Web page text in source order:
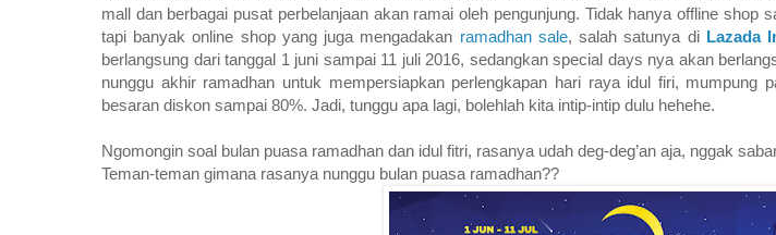
mall dan berbagai pusat perbelanjaan akan ramai oleh pengunjung. Tidak hanya offline shop
tapi banyak online shop yang juga mengadakan ramadhan sale, salah satunya di Lazada
berlangsung dari tanggal 1 juni sampai 11 juli 2016, sedangkan special days nya akan
nunggu akhir ramadhan untuk mempersiapkan perlengkapan hari raya idul firi, mumpung
besaran diskon sampai 80%. Jadi, tunggu apa lagi, bolehlah kita intip-intip dulu hehehe.
Ngomongin soal bulan puasa ramadhan dan idul fitri, rasanya udah deg-deg’an aja, nggak
Teman-teman gimana rasanya nunggu bulan puasa ramadhan??